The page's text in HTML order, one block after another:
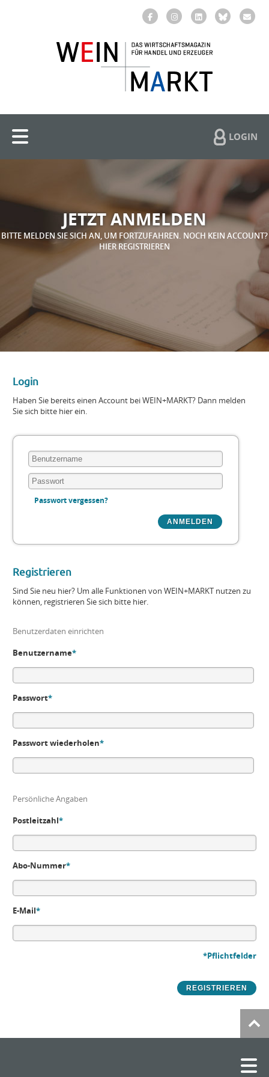
LOGIN
JETZT ANMELDEN
BITTE MELDEN SIE SICH AN, UM FORTZUFAHREN. NOCH KEIN ACCOUNT?
HIER REGISTRIEREN
Login
Haben Sie bereits einen Account bei WEIN+MARKT? Dann melden
Sie sich bitte hier ein.
Passwort vergessen?
Registrieren
Sind Sie neu hier? Um alle Funktionen von WEIN+MARKT nutzen zu
können, registrieren Sie sich bitte hier.
Benutzerdaten einrichten
Benutzername*
Passwort*
Passwort wiederholen*
Persönliche Angaben
Postleitzahl*
Abo-Nummer*
E-Mail*
*Pflichtfelder